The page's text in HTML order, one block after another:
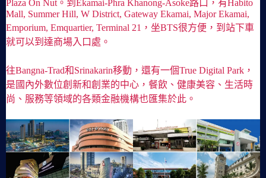
Plaza On Nut。到Ekamai-Phra Khanong-Asoke路口，有Habito
Mall, Summer Hill, W District, Gateway Ekamai, Major Ekamai,
Emporium, Emquartier, Terminal 21，坐BTS很方便，到站下車
就可以到達商場入口處。
往Bangna-Trad和Srinakarin移動，還有一個True Digital Park，
是國內外數位創新和創業的中心，餐飲、健康美容、生活時
尚、服務等領域的各類金融機構也匯集於此。